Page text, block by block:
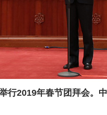
行2019年春节团拜会。